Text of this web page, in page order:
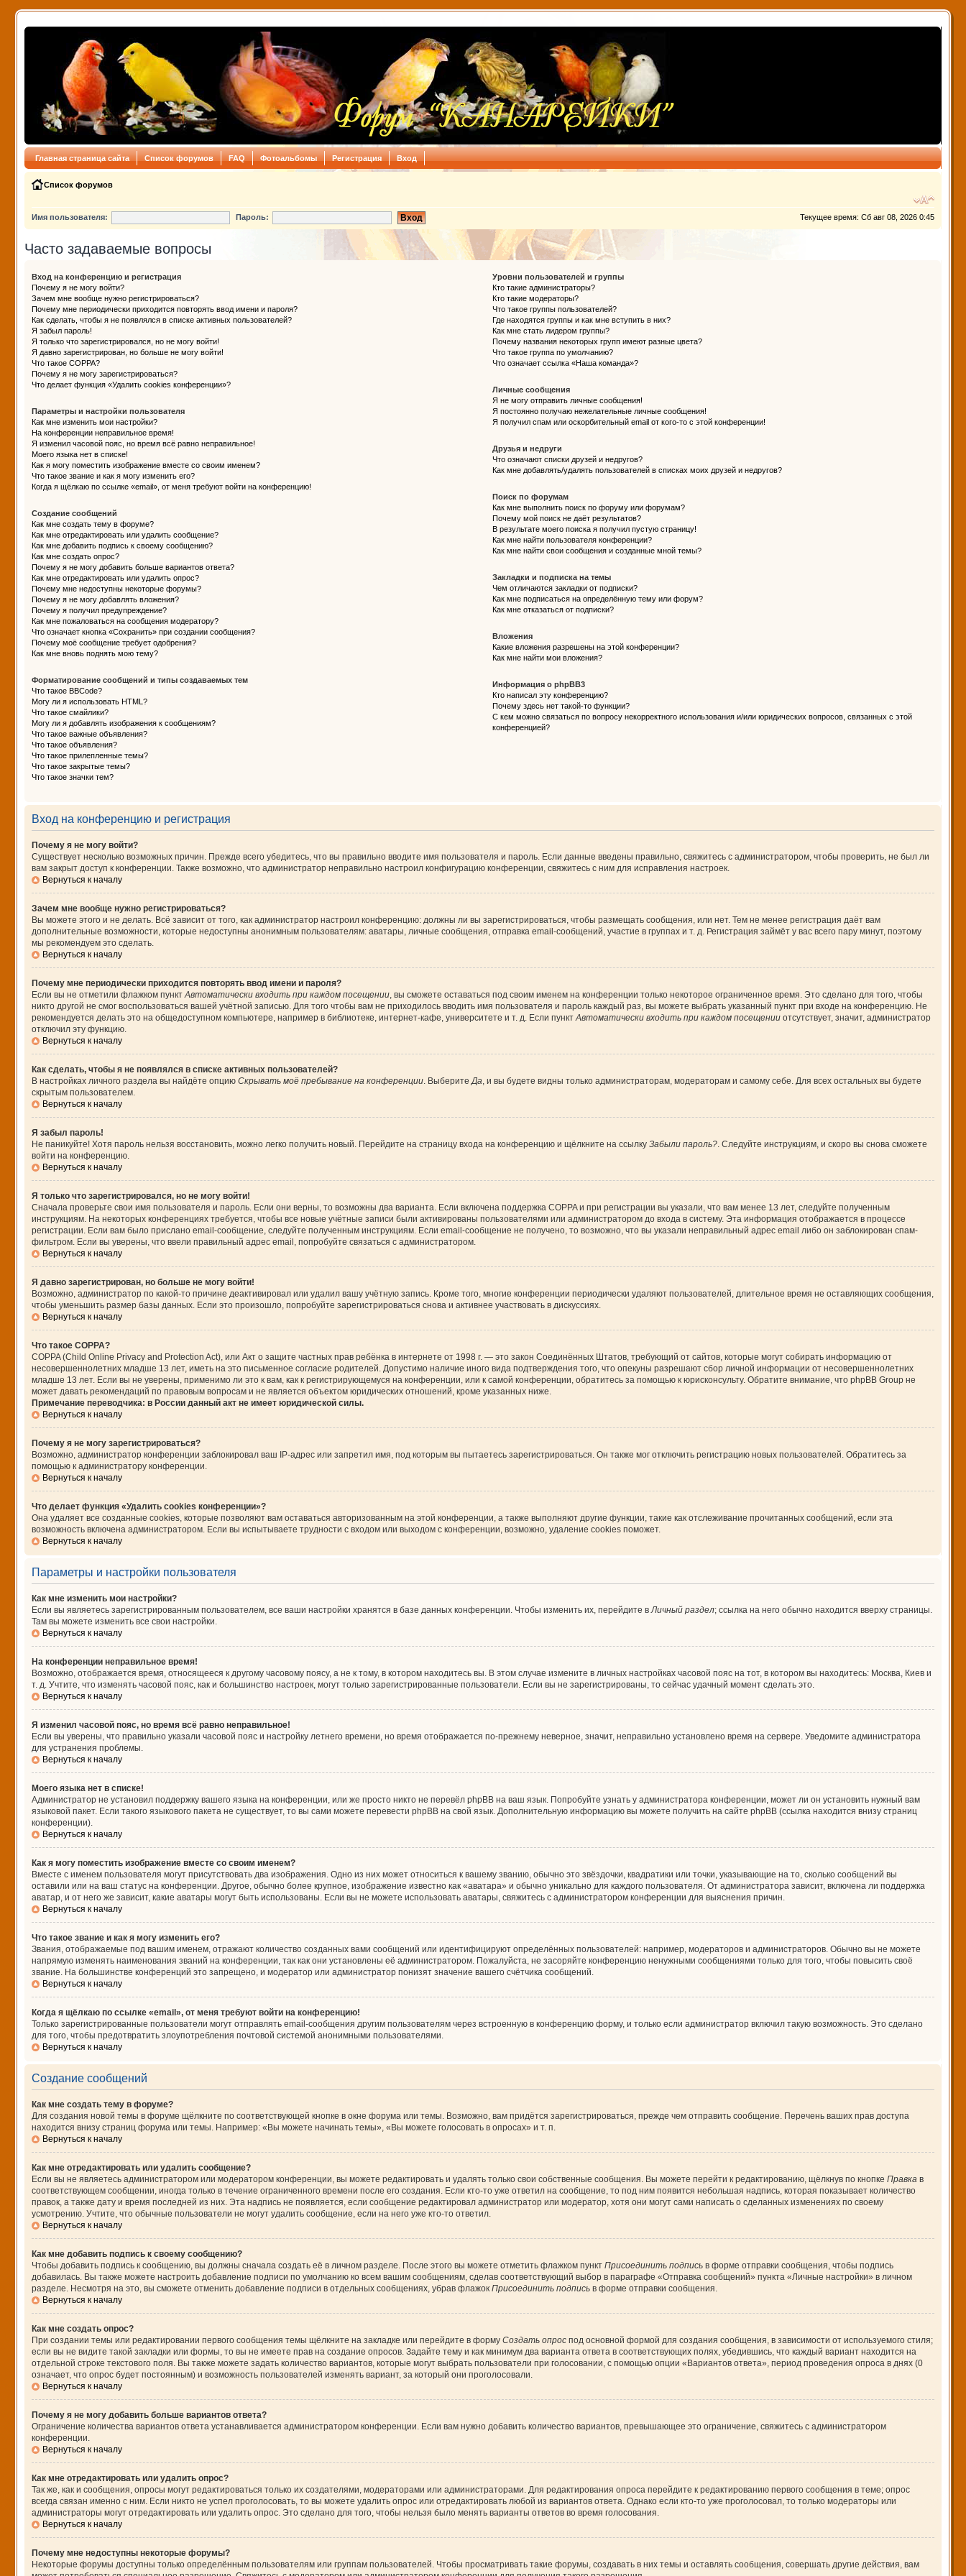
Главная страница сайта Список форумов FAQ Фотоальбомы Регистрация Вход
Список форумов
Текущее время: Сб авг 08, 2026 0:45
Имя пользователя: Пароль:
Часто задаваемые вопросы
Вход на конференцию и регистрация
Почему я не могу войти?
Зачем мне вообще нужно регистрироваться?
Почему мне периодически приходится повторять ввод имени и пароля?
Как сделать, чтобы я не появлялся в списке активных пользователей?
Я забыл пароль!
Я только что зарегистрировался, но не могу войти!
Я давно зарегистрирован, но больше не могу войти!
Что такое COPPA?
Почему я не могу зарегистрироваться?
Что делает функция «Удалить cookies конференции»?
Параметры и настройки пользователя
Как мне изменить мои настройки?
На конференции неправильное время!
Я изменил часовой пояс, но время всё равно неправильное!
Моего языка нет в списке!
Как я могу поместить изображение вместе со своим именем?
Что такое звание и как я могу изменить его?
Когда я щёлкаю по ссылке «email», от меня требуют войти на конференцию!
Создание сообщений
Как мне создать тему в форуме?
Как мне отредактировать или удалить сообщение?
Как мне добавить подпись к своему сообщению?
Как мне создать опрос?
Почему я не могу добавить больше вариантов ответа?
Как мне отредактировать или удалить опрос?
Почему мне недоступны некоторые форумы?
Почему я не могу добавлять вложения?
Почему я получил предупреждение?
Как мне пожаловаться на сообщения модератору?
Что означает кнопка «Сохранить» при создании сообщения?
Почему моё сообщение требует одобрения?
Как мне вновь поднять мою тему?
Форматирование сообщений и типы создаваемых тем
Что такое BBCode?
Могу ли я использовать HTML?
Что такое смайлики?
Могу ли я добавлять изображения к сообщениям?
Что такое важные объявления?
Что такое объявления?
Что такое прилепленные темы?
Что такое закрытые темы?
Что такое значки тем?
Уровни пользователей и группы
Кто такие администраторы?
Кто такие модераторы?
Что такое группы пользователей?
Где находятся группы и как мне вступить в них?
Как мне стать лидером группы?
Почему названия некоторых групп имеют разные цвета?
Что такое группа по умолчанию?
Что означает ссылка «Наша команда»?
Личные сообщения
Я не могу отправить личные сообщения!
Я постоянно получаю нежелательные личные сообщения!
Я получил спам или оскорбительный email от кого-то с этой конференции!
Друзья и недруги
Что означают списки друзей и недругов?
Как мне добавлять/удалять пользователей в списках моих друзей и недругов?
Поиск по форумам
Как мне выполнить поиск по форуму или форумам?
Почему мой поиск не даёт результатов?
В результате моего поиска я получил пустую страницу!
Как мне найти пользователя конференции?
Как мне найти свои сообщения и созданные мной темы?
Закладки и подписка на темы
Чем отличаются закладки от подписки?
Как мне подписаться на определённую тему или форум?
Как мне отказаться от подписки?
Вложения
Какие вложения разрешены на этой конференции?
Как мне найти мои вложения?
Информация о phpBB3
Кто написал эту конференцию?
Почему здесь нет такой-то функции?
С кем можно связаться по вопросу некорректного использования и/или юридических вопросов, связанных с этой
конференцией?
Вход на конференцию и регистрация
Почему я не могу войти?
Существует несколько возможных причин. Прежде всего убедитесь, что вы правильно вводите имя пользователя и пароль. Если данные введены правильно, свяжитесь с администратором, чтобы проверить, не был ли
вам закрыт доступ к конференции. Также возможно, что администратор неправильно настроил конфигурацию конференции, свяжитесь с ним для исправления настроек.
Вернуться к началу
Зачем мне вообще нужно регистрироваться?
Вы можете этого и не делать. Всё зависит от того, как администратор настроил конференцию: должны ли вы зарегистрироваться, чтобы размещать сообщения, или нет. Тем не менее регистрация даёт вам
дополнительные возможности, которые недоступны анонимным пользователям: аватары, личные сообщения, отправка email-сообщений, участие в группах и т. д. Регистрация займёт у вас всего пару минут, поэтому
мы рекомендуем это сделать.
Вернуться к началу
Почему мне периодически приходится повторять ввод имени и пароля?
Если вы не отметили флажком пунктАвтоматически входить при каждом посещении, вы сможете оставаться под своим именем на конференции только некоторое ограниченное время. Это сделано для того, чтобы
никто другой не смог воспользоваться вашей учётной записью. Для того чтобы вам не приходилось вводить имя пользователя и пароль каждый раз, вы можете выбрать указанный пункт при входе на конференцию. Не
рекомендуется делать это на общедоступном компьютере, например в библиотеке, интернет-кафе, университете и т. д. Если пунктАвтоматически входить при каждом посещенииотсутствует, значит, администратор
отключил эту функцию.
Вернуться к началу
Как сделать, чтобы я не появлялся в списке активных пользователей?
В настройках личного раздела вы найдёте опцию Скрывать моё пребывание на конференции. ВыберитеДа, и вы будете видны только администраторам, модераторам и самому себе. Для всех остальных вы будете
скрытым пользователем.
Вернуться к началу
Я забыл пароль!
Не паникуйте! Хотя пароль нельзя восстановить, можно легко получить новый. Перейдите на страницу входа на конференцию и щёлкните на ссылку Забыли пароль?. Следуйте инструкциям, и скоро вы снова сможете
войти на конференцию.
Вернуться к началу
Я только что зарегистрировался, но не могу войти!
Сначала проверьте свои имя пользователя и пароль. Если они верны, то возможны два варианта. Если включена поддержка COPPA и при регистрации вы указали, что вам менее 13 лет, следуйте полученным
инструкциям. На некоторых конференциях требуется, чтобы все новые учётные записи были активированы пользователями или администратором до входа в систему. Эта информация отображается в процессе
регистрации. Если вам было прислано email-сообщение, следуйте полученным инструкциям. Если email-сообщение не получено, то возможно, что вы указали неправильный адрес email либо он заблокирован спам-
фильтром. Если вы уверены, что ввели правильный адрес email, попробуйте связаться с администратором.
Вернуться к началу
Я давно зарегистрирован, но больше не могу войти!
Возможно, администратор по какой-то причине деактивировал или удалил вашу учётную запись. Кроме того, многие конференции периодически удаляют пользователей, длительное время не оставляющих сообщения,
чтобы уменьшить размер базы данных. Если это произошло, попробуйте зарегистрироваться снова и активнее участвовать в дискуссиях.
Вернуться к началу
Что такое COPPA?
COPPA (Child Online Privacy and Protection Act), или Акт о защите частных прав ребёнка в интернете от 1998 г. — это закон Соединённых Штатов, требующий от сайтов, которые могут собирать информацию от
несовершеннолетних младше 13 лет, иметь на это письменное согласие родителей. Допустимо наличие иного вида подтверждения того, что опекуны разрешают сбор личной информации от несовершеннолетних
младше 13 лет. Если вы не уверены, применимо ли это к вам, как к регистрирующемуся на конференции, или к самой конференции, обратитесь за помощью к юрисконсульту. Обратите внимание, что phpBB Group не
может давать рекомендаций по правовым вопросам и не является объектом юридических отношений, кроме указанных ниже.
Примечание переводчика: в России данный акт не имеет юридической силы.
Вернуться к началу
Почему я не могу зарегистрироваться?
Возможно, администратор конференции заблокировал ваш IP-адрес или запретил имя, под которым вы пытаетесь зарегистрироваться. Он также мог отключить регистрацию новых пользователей. Обратитесь за
помощью к администратору конференции.
Вернуться к началу
Что делает функция «Удалить cookies конференции»?
Она удаляет все созданные cookies, которые позволяют вам оставаться авторизованным на этой конференции, а также выполняют другие функции, такие как отслеживание прочитанных сообщений, если эта
возможность включена администратором. Если вы испытываете трудности с входом или выходом с конференции, возможно, удаление cookies поможет.
Вернуться к началу
Параметры и настройки пользователя
Как мне изменить мои настройки?
Если вы являетесь зарегистрированным пользователем, все ваши настройки хранятся в базе данных конференции. Чтобы изменить их, перейдите вЛичный раздел; ссылка на него обычно находится вверху страницы.
Там вы можете изменить все свои настройки.
Вернуться к началу
На конференции неправильное время!
Возможно, отображается время, относящееся к другому часовому поясу, а не к тому, в котором находитесь вы. В этом случае измените в личных настройках часовой пояс на тот, в котором вы находитесь: Москва, Киев и
т. д. Учтите, что изменять часовой пояс, как и большинство настроек, могут только зарегистрированные пользователи. Если вы не зарегистрированы, то сейчас удачный момент сделать это.
Вернуться к началу
Я изменил часовой пояс, но время всё равно неправильное!
Если вы уверены, что правильно указали часовой пояс и настройку летнего времени, но время отображается по-прежнему неверное, значит, неправильно установлено время на сервере. Уведомите администратора
для устранения проблемы.
Вернуться к началу
Моего языка нет в списке!
Администратор не установил поддержку вашего языка на конференции, или же просто никто не перевёл phpBB на ваш язык. Попробуйте узнать у администратора конференции, может ли он установить нужный вам
языковой пакет. Если такого языкового пакета не существует, то вы сами можете перевести phpBB на свой язык. Дополнительную информацию вы можете получить на сайте phpBB (ссылка находится внизу страниц
конференции).
Вернуться к началу
Как я могу поместить изображение вместе со своим именем?
Вместе с именем пользователя могут присутствовать два изображения. Одно из них может относиться к вашему званию, обычно это звёздочки, квадратики или точки, указывающие на то, сколько сообщений вы
оставили или на ваш статус на конференции. Другое, обычно более крупное, изображение известно как «аватара» и обычно уникально для каждого пользователя. От администратора зависит, включена ли поддержка
аватар, и от него же зависит, какие аватары могут быть использованы. Если вы не можете использовать аватары, свяжитесь с администратором конференции для выяснения причин.
Вернуться к началу
Что такое звание и как я могу изменить его?
Звания, отображаемые под вашим именем, отражают количество созданных вами сообщений или идентифицируют определённых пользователей: например, модераторов и администраторов. Обычно вы не можете
напрямую изменять наименования званий на конференции, так как они установлены её администратором. Пожалуйста, не засоряйте конференцию ненужными сообщениями только для того, чтобы повысить своё
звание. На большинстве конференций это запрещено, и модератор или администратор понизят значение вашего счётчика сообщений.
Вернуться к началу
Когда я щёлкаю по ссылке «email», от меня требуют войти на конференцию!
Только зарегистрированные пользователи могут отправлять email-сообщения другим пользователям через встроенную в конференцию форму, и только если администратор включил такую возможность. Это сделано
для того, чтобы предотвратить злоупотребления почтовой системой анонимными пользователями.
Вернуться к началу
Создание сообщений
Как мне создать тему в форуме?
Для создания новой темы в форуме щёлкните по соответствующей кнопке в окне форума или темы. Возможно, вам придётся зарегистрироваться, прежде чем отправить сообщение. Перечень ваших прав доступа
находится внизу страниц форума или темы. Например: «Вы можете начинать темы», «Вы можете голосовать в опросах» и т. п.
Вернуться к началу
Как мне отредактировать или удалить сообщение?
Если вы не являетесь администратором или модератором конференции, вы можете редактировать и удалять только свои собственные сообщения. Вы можете перейти к редактированию, щёлкнув по кнопке Правкав
соответствующем сообщении, иногда только в течение ограниченного времени после его создания. Если кто-то уже ответил на сообщение, то под ним появится небольшая надпись, которая показывает количество
правок, а также дату и время последней из них. Эта надпись не появляется, если сообщение редактировал администратор или модератор, хотя они могут сами написать о сделанных изменениях по своему
усмотрению. Учтите, что обычные пользователи не могут удалить сообщение, если на него уже кто-то ответил.
Вернуться к началу
Как мне добавить подпись к своему сообщению?
Чтобы добавить подпись к сообщению, вы должны сначала создать её в личном разделе. После этого вы можете отметить флажком пункт Присоединить подписьв форме отправки сообщения, чтобы подпись
добавилась. Вы также можете настроить добавление подписи по умолчанию ко всем вашим сообщениям, сделав соответствующий выбор в параграфе «Отправка сообщений» пункта «Личные настройки» в личном
разделе. Несмотря на это, вы сможете отменить добавление подписи в отдельных сообщениях, убрав флажок Присоединить подписьв форме отправки сообщения.
Вернуться к началу
Как мне создать опрос?
При создании темы или редактировании первого сообщения темы щёлкните на закладке или перейдите в форму Создать опроспод основной формой для создания сообщения, в зависимости от используемого стиля;
если вы не видите такой закладки или формы, то вы не имеете прав на создание опросов. Задайте тему и как минимум два варианта ответа в соответствующих полях, убедившись, что каждый вариант находится на
отдельной строке текстового поля. Вы также можете задать количество вариантов, которые могут выбрать пользователи при голосовании, с помощью опции «Вариантов ответа», период проведения опроса в днях (0
означает, что опрос будет постоянным) и возможность пользователей изменять вариант, за который они проголосовали.
Вернуться к началу
Почему я не могу добавить больше вариантов ответа?
Ограничение количества вариантов ответа устанавливается администратором конференции. Если вам нужно добавить количество вариантов, превышающее это ограничение, свяжитесь с администратором
конференции.
Вернуться к началу
Как мне отредактировать или удалить опрос?
Так же, как и сообщения, опросы могут редактироваться только их создателями, модераторами или администраторами. Для редактирования опроса перейдите к редактированию первого сообщения в теме; опрос
всегда связан именно с ним. Если никто не успел проголосовать, то вы можете удалить опрос или отредактировать любой из вариантов ответа. Однако если кто-то уже проголосовал, то только модераторы или
администраторы могут отредактировать или удалить опрос. Это сделано для того, чтобы нельзя было менять варианты ответов во время голосования.
Вернуться к началу
Почему мне недоступны некоторые форумы?
Некоторые форумы доступны только определённым пользователям или группам пользователей. Чтобы просматривать такие форумы, создавать в них темы и оставлять сообщения, совершать другие действия, вам